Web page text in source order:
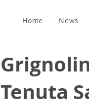
Home News
Tenuta